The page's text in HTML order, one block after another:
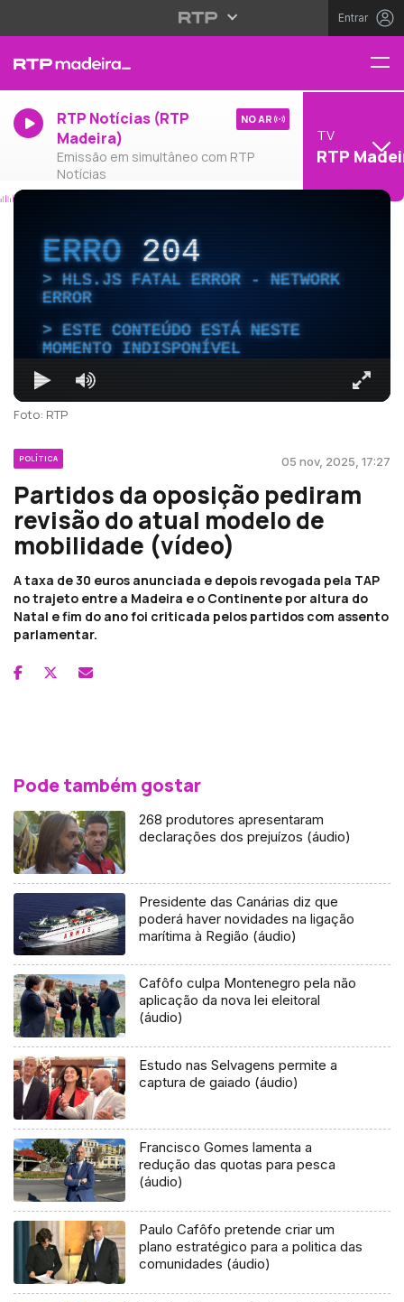
Entrar
RTP Notícias (RTP
Madeira)
Emissão em simultâneo com RTP
Notícias
NO AR
TV
RTP
ERRO204
HLS.JS FATAL ERROR - NETWORK
ERROR
ESTE CONTEÚDO ESTÁ NESTE
MOMENTO INDISPONÍVEL
Foto: RTP
POLÍTICA 05 nov, 2025, 17:27
Partidos da oposição pediram
revisão do atual modelo de
mobilidade (vídeo)
A taxa de 30 euros anunciada e depois revogada pela TAP
no trajeto entre a Madeira e o Continente por altura do
Natal e fim do ano foi criticada pelos partidos com assento
parlamentar.
Pode também gostar
268 produtores apresentaram
declarações dos prejuízos (áudio)
Presidente das Canárias diz que
poderá haver novidades na ligação
marítima à Região (áudio)
Cafôfo culpa Montenegro pela não
aplicação da nova lei eleitoral
(áudio)
Estudo nas Selvagens permite a
captura de gaiado (áudio)
Francisco Gomes lamenta a
redução das quotas para pesca
(áudio)
Paulo Cafôfo pretende criar um
plano estratégico para a politica das
comunidades (áudio)